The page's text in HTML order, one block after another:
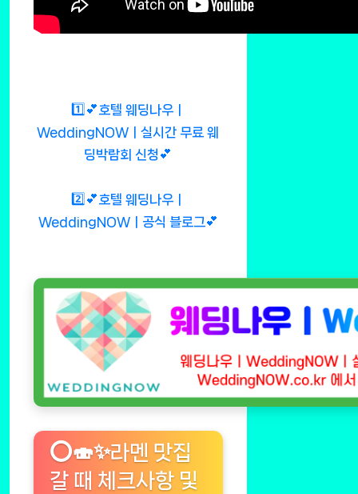
1️⃣💕호텔 웨딩나우ㅣ
WeddingNOWㅣ실시간 무료 웨
딩박람회 신청💕
2️⃣💕호텔 웨딩나우ㅣ
WeddingNOWㅣ공식 블로그💕
⭕🍣✨라멘 맛집
갈 때 체크사항 및